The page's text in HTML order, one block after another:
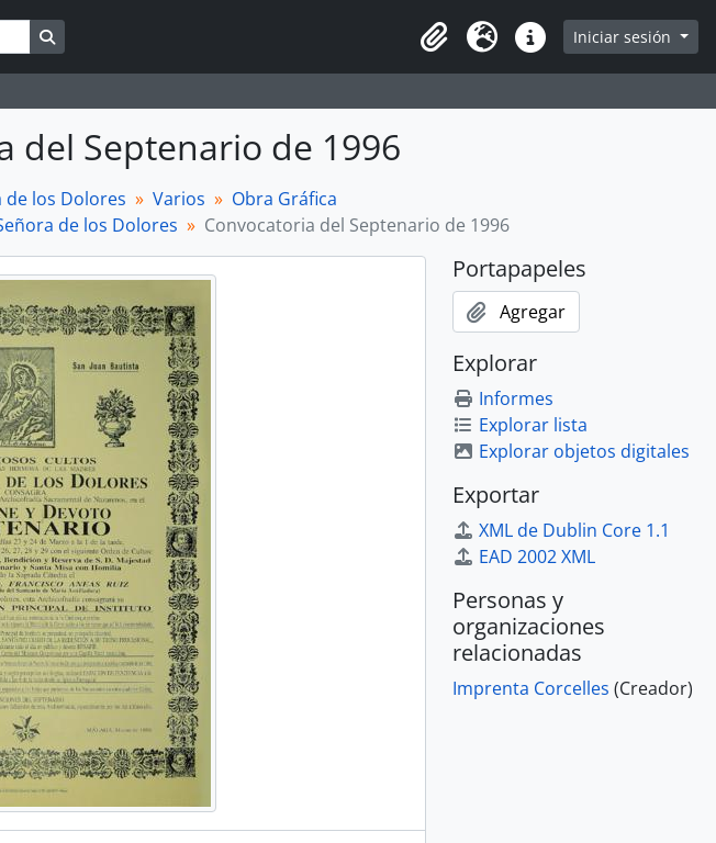
Search in browse page
Portapapeles
Idioma Enlaces rápidos
Iniciar sesión
del Septenario de 1996
los Dolores Varios
Obra Gráfica
de los Dolores
Convocatoria del Septenario de 1996
Portapapeles
Agregar
Explorar
Informes
Explorar lista
Explorar objetos digitales
Exportar
XML de Dublin Core 1.1
EAD 2002 XML
Personas y
organizaciones
relacionadas
Imprenta Corcelles (Creador)